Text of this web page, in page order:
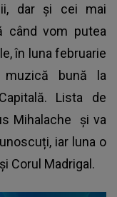
dar şi cei mai
când vom putea
în luna februarie
bună la
Lista de
Mihalache și va
iar luna o
Corul Madrigal.